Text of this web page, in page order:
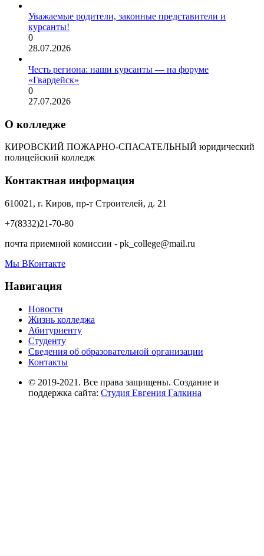
Уважаемые родители, законные представители и
курсанты!
0
28.07.2026
Честь региона: наши курсанты — на форуме
«Гвардейск»
0
27.07.2026
О колледже
КИРОВСКИЙ ПОЖАРНО-СПАСАТЕЛЬНЫЙ юридический
полицейский колледж
Контактная информация
610021, г. Киров, пр-т Строителей, д. 21
+7(8332)21-70-80
почта приемной комиссии - pk_college@mail.ru
Мы ВКонтакте
Навигация
Новости
Жизнь колледжа
Абитуриенту
Студенту
Сведения об образовательной организации
Контакты
© 2019-2021. Все права защищены. Создание и
поддержка сайта: Студия Евгения Галкина